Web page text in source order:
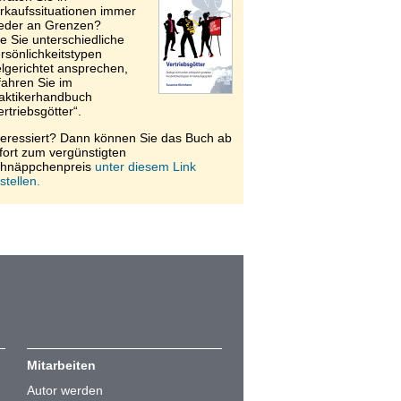
immer
an Grenzen?
Sie unterschiedliche
ansprechen,
Sie im
Dann können Sie das Buch ab
zum vergünstigten
unter diesem Link
Mitarbeiten
Autor werden